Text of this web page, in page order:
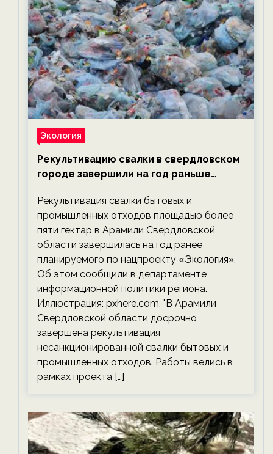
Экология
Рекультивацию свалки в свердловском
городе завершили на год раньше
экологии на ECOportal
Рекультивация свалки бытовых и
промышленных отходов площадью более
пяти гектар в Арамили Свердловской
области завершилась на год ранее
планируемого по нацпроекту «Экология».
Об этом сообщили в департаменте
информационной политики региона.
Иллюстрация: pxhere.com. "В Арамили
Свердловской области досрочно
завершена рекультивация
несанкционированной свалки бытовых и
промышленных отходов. Работы велись в
рамках проекта […]